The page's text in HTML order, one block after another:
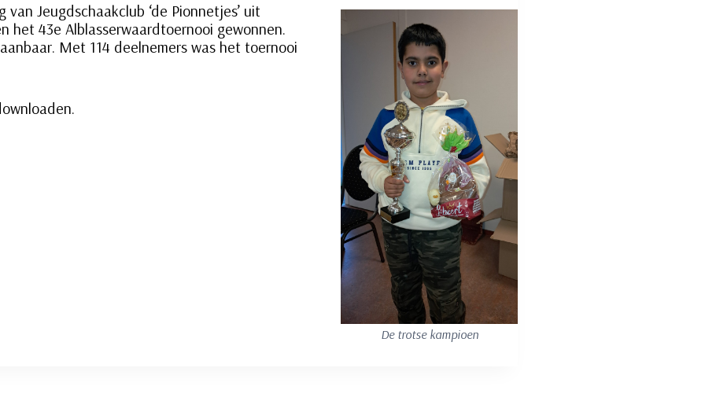
De trotse kampioen
van Jeugdschaakclub ‘de Pionnetjes’ uit
het 43e Alblasserwaardtoernooi gewonnen.
Met 114 deelnemers was het toernooi